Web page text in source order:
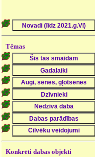
Tēmas
Konkrēti dabas objekti